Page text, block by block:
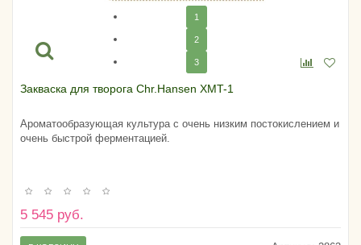
1
2
3
Закваска для творога Chr.Hansen XMT-1
Ароматообразующая культура с очень низким постокислением и
очень быстрой ферментацией.
5 545 руб.